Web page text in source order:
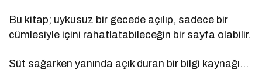
Bu kitap; uykusuz bir gecede açılıp, sadece bir
cümlesiyle içini rahatlatabileceğin bir sayfa olabilir.
Süt sağarken yanında açık duran bir bilgi kaynağı…